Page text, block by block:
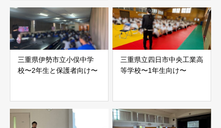
三重県伊勢市立小俣中学
校〜2年生と保護者向け〜
三重県立四日市中央工業高
等学校〜1年生向け〜